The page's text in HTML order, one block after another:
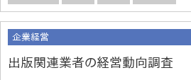
企業経営
出版関連業者の経営動向調査